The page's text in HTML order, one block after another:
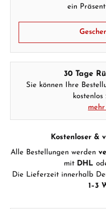
Geschenk im
Hersteller-
ein
30 Tage
Sie können Ihre
kostenlos
Kostenloser &
Alle Bestellungen werden
mit DHL
Die Lieferzeit innerhalb
1–3